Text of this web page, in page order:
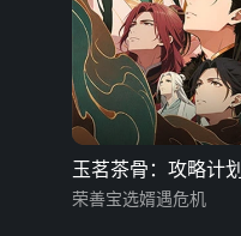
玉茗茶骨：攻略计划
荣善宝选婿遇危机